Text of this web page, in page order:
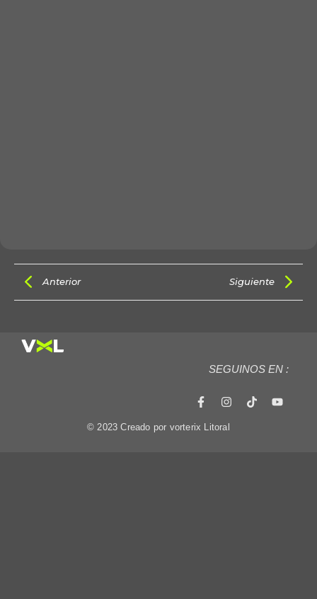
Anterior Siguiente
SEGUINOS EN :
© 2023 Creado por vorterix Litoral